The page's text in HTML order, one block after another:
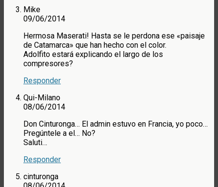
Mike
09/06/2014
Hermosa Maserati! Hasta se le perdona ese «paisaje
de Catamarca» que han hecho con el color.
Adolfito estará explicando el largo de los
compresores?
Responder
Qui-Milano
08/06/2014
Don Cinturonga… El admin estuvo en Francia, yo poco…
Pregúntele a el… No?
Saluti…
Responder
cinturonga